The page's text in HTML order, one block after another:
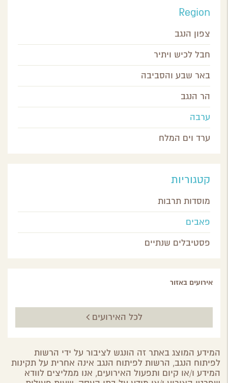
Region
צפון הנגב
חבל לכיש ויתיר
באר שבע והסביבה
הר הנגב
ערבה
ערד וים המלח
קטגוריות
מוסדות תרבות
פאבים
פסטיבלים שנתיים
אירועים באזור
לכל האירועים
המידע המוצג באתר זה הונגש לציבור על ידי הרשות
לפיתוח הנגב, הרשות לפיתוח הנגב אינה אחרית על תקינות
המידע ו/או קיום ותפעול האירועים, אנו ממליצים לוודא